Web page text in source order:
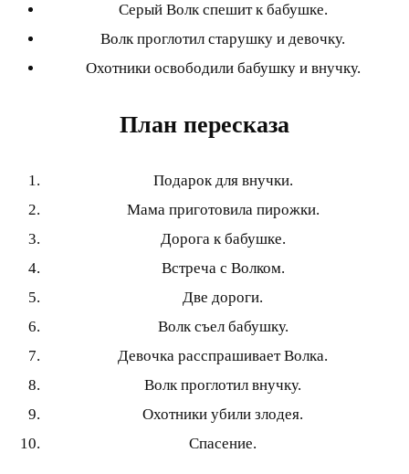
Серый Волк спешит к бабушке.
Волк проглотил старушку и девочку.
Охотники освободили бабушку и внучку.
План пересказа
Подарок для внучки.
Мама приготовила пирожки.
Дорога к бабушке.
Встреча с Волком.
Две дороги.
Волк съел бабушку.
Девочка расспрашивает Волка.
Волк проглотил внучку.
Охотники убили злодея.
Спасение.